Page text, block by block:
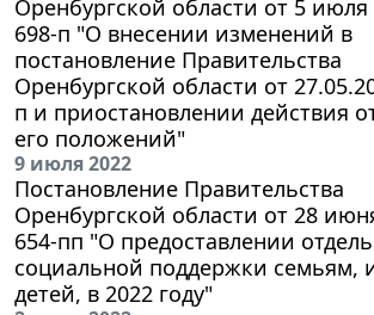
Оренбургской области от 5 июля
698-п "О внесении изменений в
постановление Правительства
Оренбургской области от
п и приостановлении действия
его положений"
9 июля 2022
Постановление Правительства
Оренбургской области от 28
654-пп "О предоставлении
социальной поддержки
детей, в 2022 году"